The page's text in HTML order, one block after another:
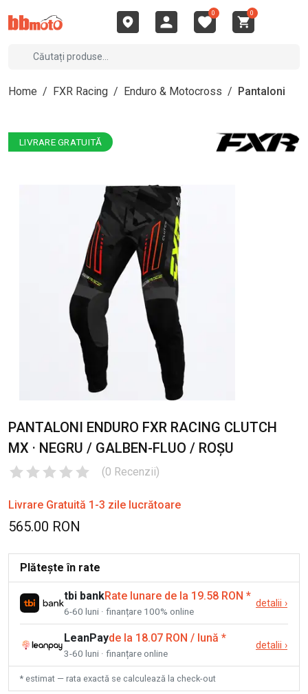
0 0
Home / FXR Racing / Enduro & Motocross / Pantaloni
LIVRARE GRATUITĂ
PANTALONI ENDURO FXR RACING CLUTCH
MX · NEGRU / GALBEN-FLUO / ROȘU
(0 Recenzii)
Livrare Gratuită 1-3 zile lucrătoare
565.00 RON
Plătește în rate
tbi bankRate lunare de la 19.58 RON *
6-60 luni · finanțare 100% online
detalii ›
LeanPayde la 18.07 RON / lună *
3-60 luni · finanțare online
detalii ›
* estimat — rata exactă se calculează la check-out